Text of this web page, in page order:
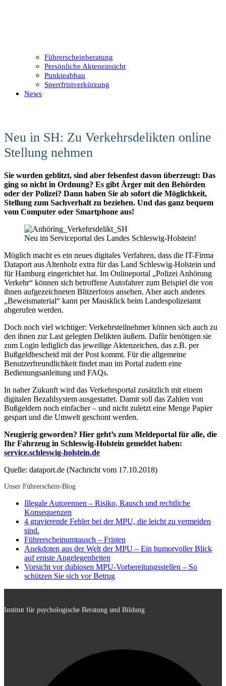
Führerscheinberatung
Persönliche Akteneinsicht
Punkteabbau
Sperrfristverkürzung
News
Neu in SH: Zu Verkehrsdelikten online
Stellung nehmen
Sie wurden geblitzt, sind aber felsenfest davon überzeugt: Das
ging so nicht in Ordnung? Es gibt Ärger mit den Behörden
oder der Polizei? Dann haben Sie ab sofort die Möglichkeit,
Stellung zum Sachverhalt zu beziehen. Und das ganz bequem
vom Computer oder Smartphone aus!
Neu im Serviceportal des Landes Schleswig-Holstein!
Möglich macht es ein neues digitales Verfahren, dass die IT-Firma
Dataport aus Altenholz extra für das Land Schleswig-Holstein und
für Hamburg eingerichtet hat. Im Onlineportal „Polizei Anhörung
Verkehr“ können sich betroffene Autofahrer zum Beispiel die von
ihnen aufgezeichneten Blitzerfotos ansehen. Aber auch anderes
„Beweismaterial“ kann per Mausklick beim Landespolizeiamt
abgerufen werden.
Doch noch viel wichtiger: Verkehrsteilnehmer können sich auch zu
den ihnen zur Last gelegten Delikten äußern. Dafür benötigen sie
zum Login lediglich das jeweilige Aktenzeichen, das z.B. per
Bußgeldbescheid mit der Post kommt. Für die allgemeine
Benutzerfreundlichkeit findet man im Portal zudem eine
Bedienungsanleitung und FAQs.
In naher Zukunft wird das Verkehrsportal zusätzlich mit einem
digitalen Bezahlsystem ausgestattet. Damit soll das Zahlen von
Bußgeldern noch einfacher – und nicht zuletzt eine Menge Papier
gespart und die Umwelt geschont werden.
Neugierig geworden? Hier geht’s zum Meldeportal für alle, die
Ihr Fahrzeug in Schleswig-Holstein gemeldet haben:
service.schleswig-holstein.de
Quelle: dataport.de (Nachricht vom 17.10.2018)
Unser Führerschein-Blog
Illegale Autorennen – Risiko, Rausch und rechtliche
Konsequenzen
4 gravierende Fehler bei der MPU, die leicht zu vermeiden
sind.
Führerscheinumtausch – Fristen
Anekdoten aus der Welt der MPU – Ein humorvoller Blick
auf ernste Angelegenheiten
Vorsicht vor dubiosen MPU-Vorbereitungsstellen – So
schützen Sie sich vor Betrug
Institut für psychologische Beratung und Bildung